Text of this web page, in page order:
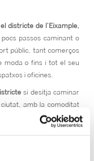
districte de l’Eixample,
passos caminant o
públic, tant comerços
moda o fins i tot el seu
i oficines.
si desitja caminar
amb la comoditat
o barri. Consideri-ho
modernista, senyorial i